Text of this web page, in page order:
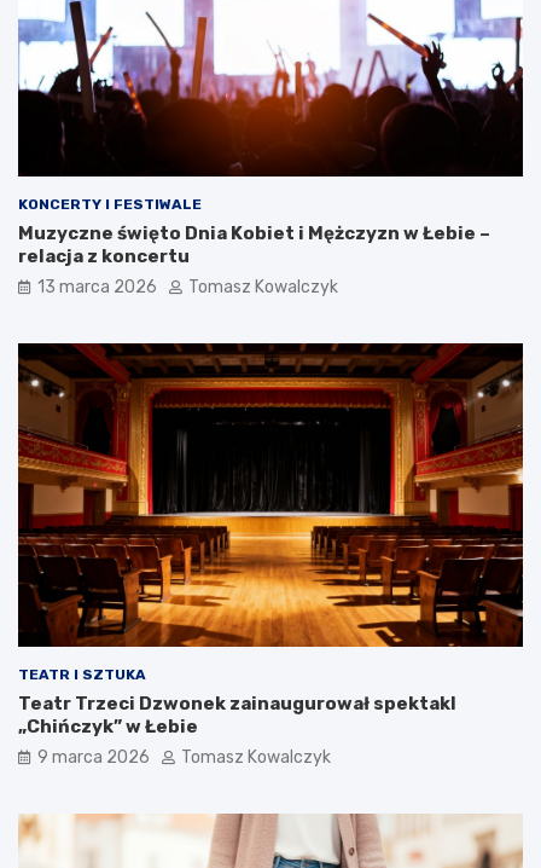
KONCERTY I FESTIWALE
Muzyczne święto Dnia Kobiet i Mężczyzn w Łebie –
relacja z koncertu
13 marca 2026 Tomasz Kowalczyk
TEATR I SZTUKA
Teatr Trzeci Dzwonek zainaugurował spektakl
„Chińczyk” w Łebie
9 marca 2026 Tomasz Kowalczyk